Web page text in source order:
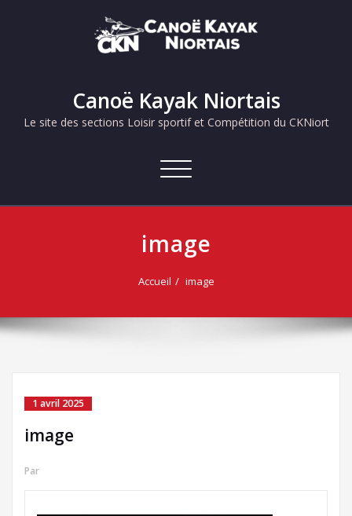
Canoë Kayak Niortais
Le site des sections Loisir sportif et Compétition du CKNiort
Afficher/masquer
navigation
image
Accueil image
1 avril 2025
image
Par